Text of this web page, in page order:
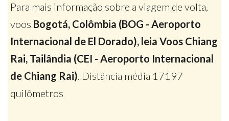
Para mais informação sobre a viagem de volta,
voos Bogotá, Colômbia (BOG - Aeroporto
Internacional de El Dorado), leia Voos Chiang
Rai, Tailândia (CEI - Aeroporto Internacional
de Chiang Rai). Distância média 17197
quilômetros